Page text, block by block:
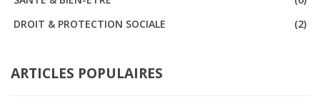
DROIT & PROTECTION SOCIALE
(2)
ARTICLES POPULAIRES